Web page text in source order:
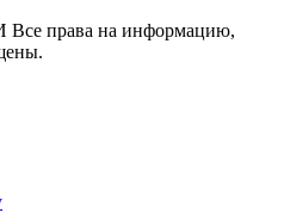
Все права на информацию,